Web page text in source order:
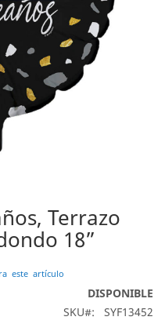
Terrazo
18”
este artículo
DISPONIBLE
SKU SYF13452